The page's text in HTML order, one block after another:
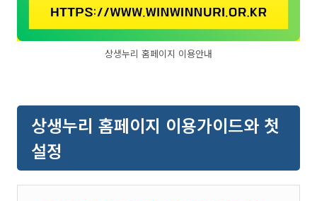
상생누리 홈페이지 이용안내
상생누리 홈페이지 이용가이드와 첫
설정